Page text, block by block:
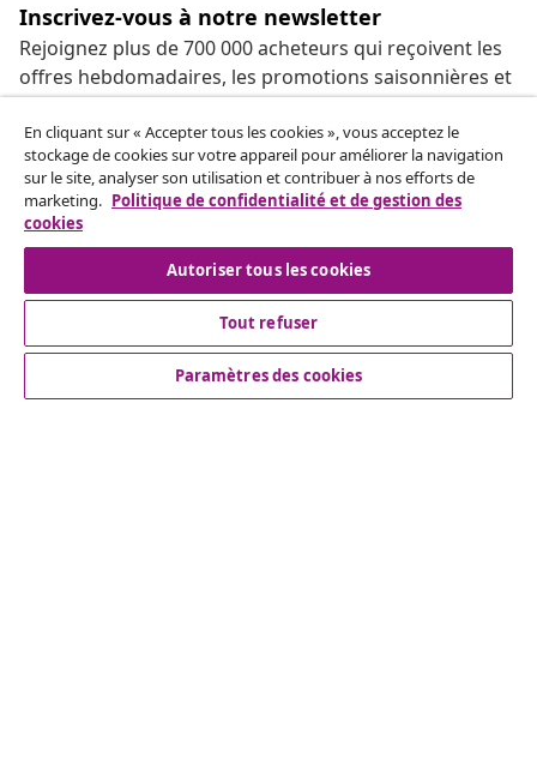
Inscrivez-vous à notre newsletter
Rejoignez plus de 700 000 acheteurs qui reçoivent les
offres hebdomadaires, les promotions saisonnières et
les nouveautés de vidaXL.
Nos comptes de réseaux sociaux
Service Clients
En cliquant sur « Accepter tous les cookies », vous acceptez le
stockage de cookies sur votre appareil pour améliorer la navigation
sur le site, analyser son utilisation et contribuer à nos efforts de
marketing. Politique de confidentialité et de gestion des
cookies
Autoriser tous les cookies
Tout refuser
Paramètres des cookies